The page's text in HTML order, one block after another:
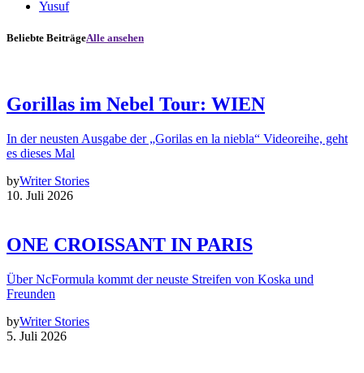
Yusuf
Beliebte BeiträgeAlle ansehen
Gorillas im Nebel Tour: WIEN
In der neusten Ausgabe der „Gorilas en la niebla“ Videoreihe, geht
es dieses Mal
byWriter Stories
10. Juli 2026
ONE CROISSANT IN PARIS
Über NcFormula kommt der neuste Streifen von Koska und
Freunden
byWriter Stories
5. Juli 2026